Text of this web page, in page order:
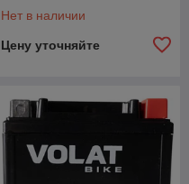
Нет в наличии
Цену уточняйте